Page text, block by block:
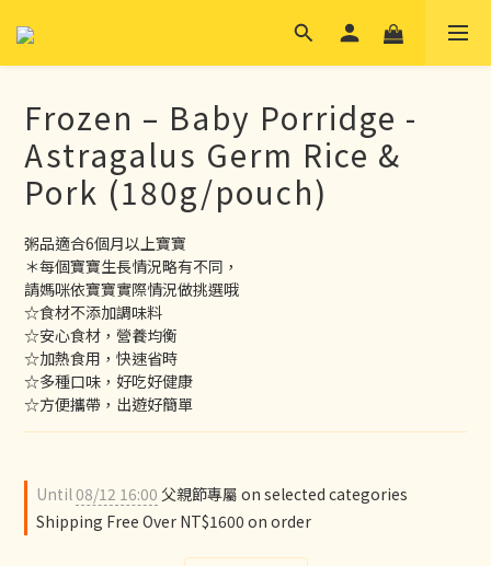
Frozen – Baby Porridge -
Astragalus Germ Rice &
Pork (180g/pouch)
粥品適合6個月以上寶寶
＊每個寶寶生長情況略有不同，
請媽咪依寶寶實際情況做挑選哦
☆食材不添加調味料
☆安心食材，營養均衡
☆加熱食用，快速省時
☆多種口味，好吃好健康
☆方便攜帶，出遊好簡單
Until08/12 16:00 父親節專屬 on selected categories
Shipping Free Over NT$1600 on order